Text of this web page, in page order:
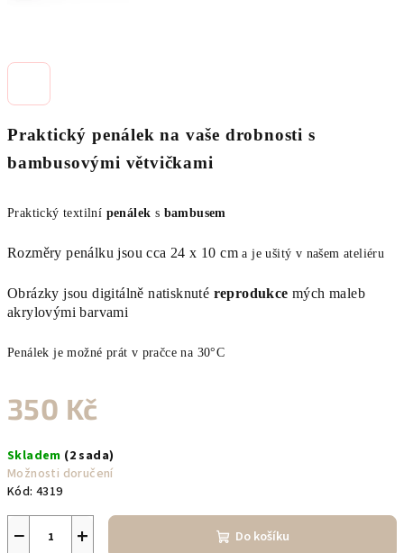
Praktický penálek na vaše drobnosti s
bambusovými větvičkami
Praktický textilní penálek s bambusem
Rozměry penálku jsou cca 24 x 10 cm a je ušitý v našem ateliéru
Obrázky jsou digitálně natisknuté reprodukce mýchmaleb
akrylovými barvami
Penálekje možné prát v pračce na 30°C
350 Kč
cena:
Skladem (2 sada)
Možnosti doručení
Kód: 4319
+
− Do košíku